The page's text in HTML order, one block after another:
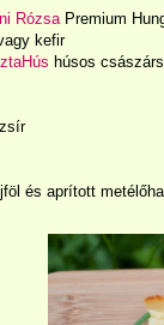
Rózsa Premium
kefir
húsos
és aprított